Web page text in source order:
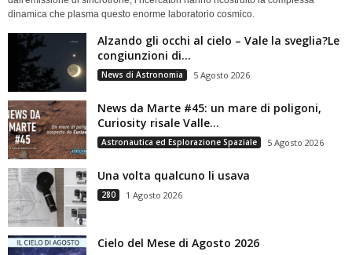
dinamica che plasma questo enorme laboratorio cosmico.
Alzando gli occhi al cielo – Vale la sveglia?Le
congiunzioni di...
News di Astronomia 5 Agosto 2026
News da Marte #45: un mare di poligoni,
Curiosity risale Valle...
Astronautica ed Esplorazione Spaziale 5 Agosto 2026
Una volta qualcuno li usava
280 1 Agosto 2026
Cielo del Mese di Agosto 2026